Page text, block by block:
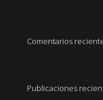
Comentarios
Publicaciones